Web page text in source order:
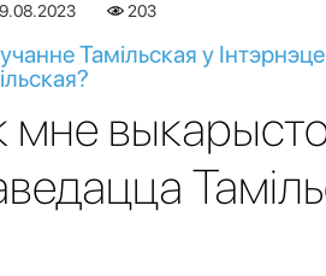
203
Тамільская у
мне